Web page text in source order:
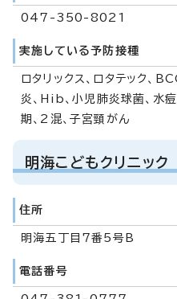
047-350-8021
実施している予防接種
ロタリックス、ロタテック、
炎、Hib、小児肺炎球菌、水
期、2混、子宮頸がん
明海こどもクリニック
住所
明海五丁目7番5号B
電話番号